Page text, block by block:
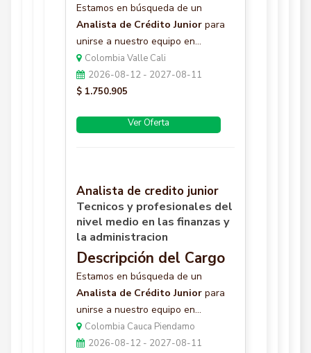
Estamos en búsqueda de un
Analista de Crédito Junior para
unirse a nuestro equipo en...
Colombia Valle Cali
2026-08-12 - 2027-08-11
$ 1.750.905
Ver Oferta
Analista de credito junior
Tecnicos y profesionales del
nivel medio en las finanzas y
la administracion
Descripción del Cargo
Estamos en búsqueda de un
Analista de Crédito Junior para
unirse a nuestro equipo en...
Colombia Cauca Piendamo
2026-08-12 - 2027-08-11